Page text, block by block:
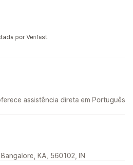
por Verifast.
assistência direta em Português
KA, 560102, IN